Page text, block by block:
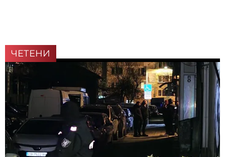
ЧЕТЕНИ